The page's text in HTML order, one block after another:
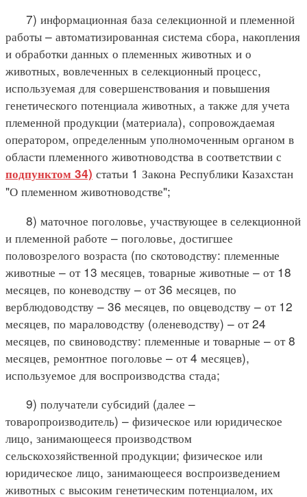
7) информационная база селекционной и племенной
работы – автоматизированная система сбора, накопления
и обработки данных о племенных животных и о
животных, вовлеченных в селекционный процесс,
используемая для совершенствования и повышения
генетического потенциала животных, а также для учета
племенной продукции (материала), сопровождаемая
оператором, определенным уполномоченным органом в
области племенного животноводства в соответствии с
подпунктом 34) статьи 1 Закона Республики Казахстан
"О племенном животноводстве";
8) маточное поголовье, участвующее в селекционной
и племенной работе – поголовье, достигшее
половозрелого возраста (по скотоводству: племенные
животные – от 13 месяцев, товарные животные – от 18
месяцев, по коневодству – от 36 месяцев, по
верблюдоводству – 36 месяцев, по овцеводству – от 12
месяцев, по мараловодству (оленеводству) – от 24
месяцев, по свиноводству: племенные и товарные – от 8
месяцев, ремонтное поголовье – от 4 месяцев),
используемое для воспроизводства стада;
9) получатели субсидий (далее –
товаропроизводитель) – физическое или юридическое
лицо, занимающееся производством
сельскохозяйственной продукции; физическое или
юридическое лицо, занимающееся воспроизведением
животных с высоким генетическим потенциалом, их